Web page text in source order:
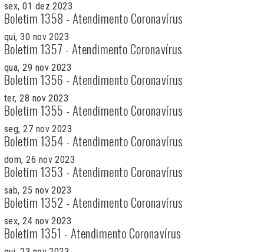
sex, 01 dez 2023
Boletim 1358 - Atendimento Coronavírus
qui, 30 nov 2023
Boletim 1357 - Atendimento Coronavírus
qua, 29 nov 2023
Boletim 1356 - Atendimento Coronavírus
ter, 28 nov 2023
Boletim 1355 - Atendimento Coronavírus
seg, 27 nov 2023
Boletim 1354 - Atendimento Coronavírus
dom, 26 nov 2023
Boletim 1353 - Atendimento Coronavírus
sab, 25 nov 2023
Boletim 1352 - Atendimento Coronavírus
sex, 24 nov 2023
Boletim 1351 - Atendimento Coronavírus